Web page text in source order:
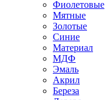
Фиолетовые
Мятные
Золотые
Синие
Материал
МДФ
Эмаль
Акрил
Береза